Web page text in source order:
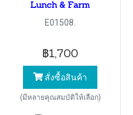
Lunch & Farm
E01508.
฿1,700
สั่งซื้อสินค้า
(มีหลายคุณสมบัติให้เลือก)